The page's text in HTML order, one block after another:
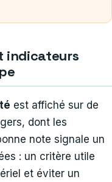
indicateurs
est affiché sur de
dont les
note signale un
: un critère utile
et éviter un